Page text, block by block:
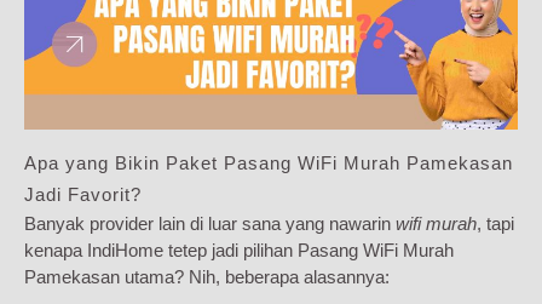
Apa yang Bikin Paket Pasang WiFi Murah Pamekasan
Jadi Favorit?
Banyak provider lain di luar sana yang nawarin wifi murah, tapi
kenapa IndiHome tetep jadi pilihan Pasang WiFi Murah
Pamekasan utama? Nih, beberapa alasannya: